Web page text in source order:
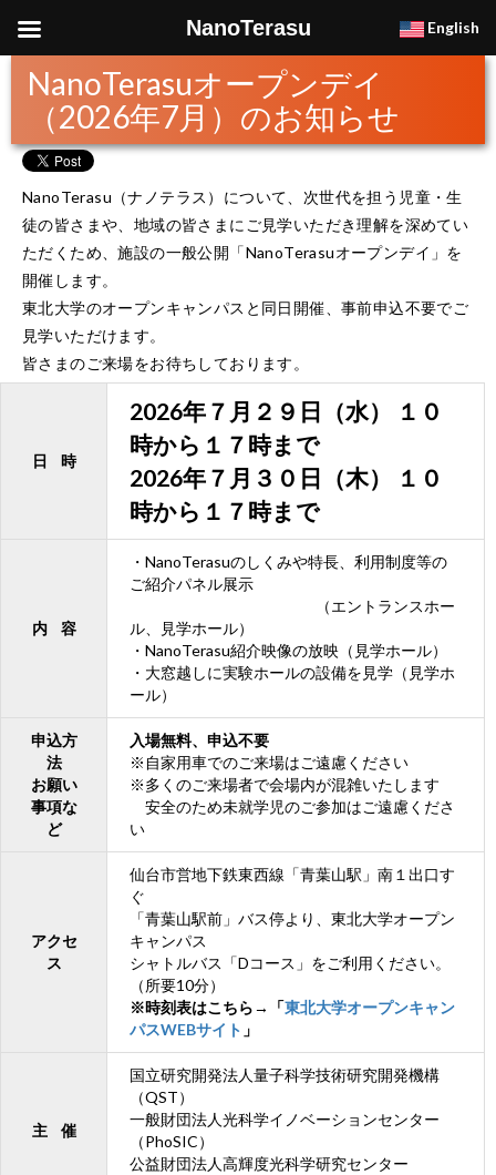
NanoTerasuオープンデイ
（2026年7月）のお知らせ
NanoTerasu（ナノテラス）について、次世代を担う児童・生
徒の皆さまや、地域の皆さまにご見学いただき理解を深めてい
ただくため、施設の一般公開「NanoTerasuオープンデイ」を
開催します。
東北大学のオープンキャンパスと同日開催、事前申込不要でご
見学いただけます。
皆さまのご来場をお待ちしております。
日 時
2026年７月２９日（水） １０
時から１７時まで
2026年７月３０日（木） １０
時から１７時まで
内 容
・NanoTerasuのしくみや特長、利用制度等の
ご紹介パネル展示
（エントランスホー
ル、見学ホール）
・NanoTerasu紹介映像の放映（見学ホール）
・大窓越しに実験ホールの設備を見学（見学ホ
ール）
申込方
法
お願い
事項な
ど
入場無料、申込不要
※自家用車でのご来場はご遠慮ください
※多くのご来場者で会場内が混雑いたします
安全のため未就学児のご参加はご遠慮くださ
い
アクセ
ス
仙台市営地下鉄東西線「青葉山駅」南１出口す
ぐ
「青葉山駅前」バス停より、東北大学オープン
キャンパス
シャトルバス「Dコース」をご利用ください。
（所要10分）
※時刻表はこちら→「東北大学オープンキャン
パスWEBサイト 」
主 催
国立研究開発法人量子科学技術研究開発機構
（QST）
一般財団法人光科学イノベーションセンター
（PhoSIC）
公益財団法人高輝度光科学研究センター
NanoTerasu English